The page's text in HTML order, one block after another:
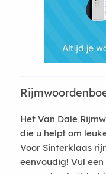
Het Van Dale
die u helpt om
Voor Sinterklaas
eenvoudig! Vul